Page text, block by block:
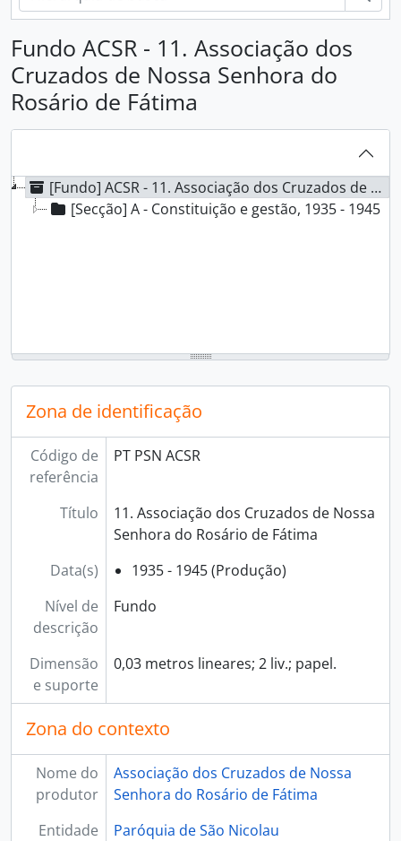
Fundo ACSR - 11. Associação dos
Cruzados de Nossa Senhora do
Rosário de Fátima
[Fundo] ACSR - 11. Associação dos Cruzados de Nossa Senhora do Rosário de Fátima, 1935 - 1945
[Secção] A - Constituição e gestão, 1935 - 1945
Zona de identificação
Código de
referência
PT PSN ACSR
Título
11. Associação dos Cruzados de Nossa
Senhora do Rosário de Fátima
Data(s)
1935 - 1945 (Produção)
Nível de
descrição
Fundo
Dimensão
e suporte
0,03 metros lineares; 2 liv.; papel.
Zona do contexto
Nome do
produtor
Associação dos Cruzados de Nossa
Senhora do Rosário de Fátima
Entidade
Paróquia de São Nicolau